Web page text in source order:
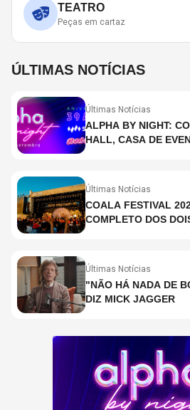
TEATRO
Peças em cartaz
ÚLTIMAS NOTÍCIAS
Últimas Notícias
ALPHA BY NIGHT:
HALL, CASA DE
Últimas Notícias
COALA FESTIVAL
COMPLETO DOS
Últimas Notícias
"NÃO HÁ NADA DE
DIZ MICK JAGGER